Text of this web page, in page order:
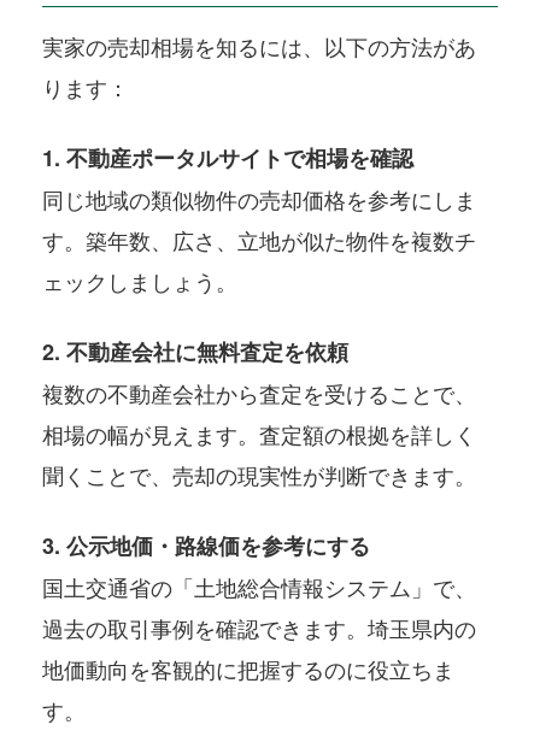
実家の売却相場を知るには、以下の方法があ
ります：
1. 不動産ポータルサイトで相場を確認
同じ地域の類似物件の売却価格を参考にしま
す。築年数、広さ、立地が似た物件を複数チ
ェックしましょう。
2. 不動産会社に無料査定を依頼
複数の不動産会社から査定を受けることで、
相場の幅が見えます。査定額の根拠を詳しく
聞くことで、売却の現実性が判断できます。
3. 公示地価・路線価を参考にする
国土交通省の「土地総合情報システム」で、
過去の取引事例を確認できます。埼玉県内の
地価動向を客観的に把握するのに役立ちま
す。